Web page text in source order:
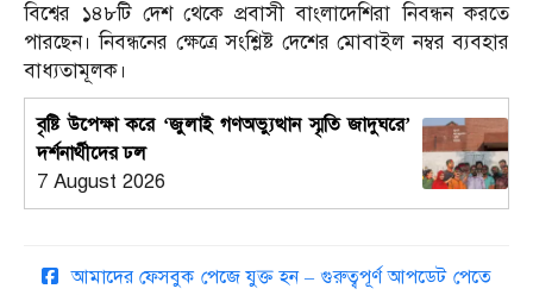
বিশ্বের ১৪৮টি দেশ থেকে প্রবাসী বাংলাদেশিরা নিবন্ধন করতে
পারছেন। নিবন্ধনের ক্ষেত্রে সংশ্লিষ্ট দেশের মোবাইল নম্বর ব্যবহার
বাধ্যতামূলক।
বৃষ্টি উপেক্ষা করে ‘জুলাই গণঅভ্যুত্থান স্মৃতি জাদুঘরে’
দর্শনার্থীদের ঢল
7 August 2026
আমাদের ফেসবুক পেজে যুক্ত হন – গুরুত্বপূর্ণ আপডেট পেতে